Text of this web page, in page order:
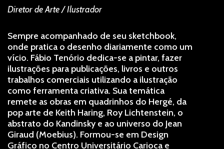
Diretor de Arte / Ilustrador
Sempre acompanhado de seu sketchbook,
onde pratica o desenho diariamente como um
vício. Fábio Tenório dedica-se a pintar, fazer
ilustrações para publicações, livros e outros
trabalhos comerciais utilizando a ilustração
como ferramenta criativa. Sua temática
remete as obras em quadrinhos do Hergé, da
pop arte de Keith Haring, Roy Lichtenstein, o
abstrato do Kandinsky e ao universo do Jean
Giraud (Moebius). Formou-se em Design
Gráfico no Centro Universitário Carioca e